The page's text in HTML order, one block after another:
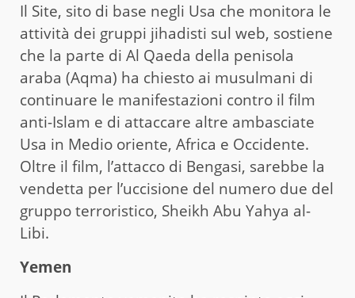
Il Site, sito di base negli Usa che monitora le
attività dei gruppi jihadisti sul web, sostiene
che la parte di Al Qaeda della penisola
araba (Aqma) ha chiesto ai musulmani di
continuare le manifestazioni contro il film
anti-Islam e di attaccare altre ambasciate
Usa in Medio oriente, Africa e Occidente.
Oltre il film, l’attacco di Bengasi, sarebbe la
vendetta per l’uccisione del numero due del
gruppo terroristico, Sheikh Abu Yahya al-
Libi.
Yemen